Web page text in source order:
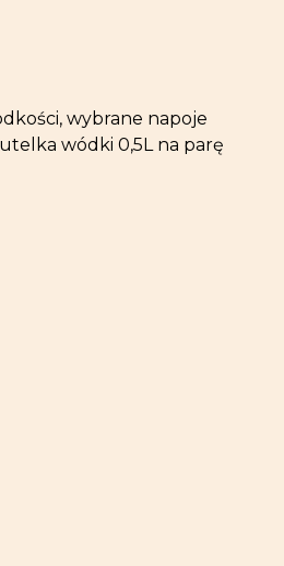
wybrane napoje
wódki 0,5L na parę